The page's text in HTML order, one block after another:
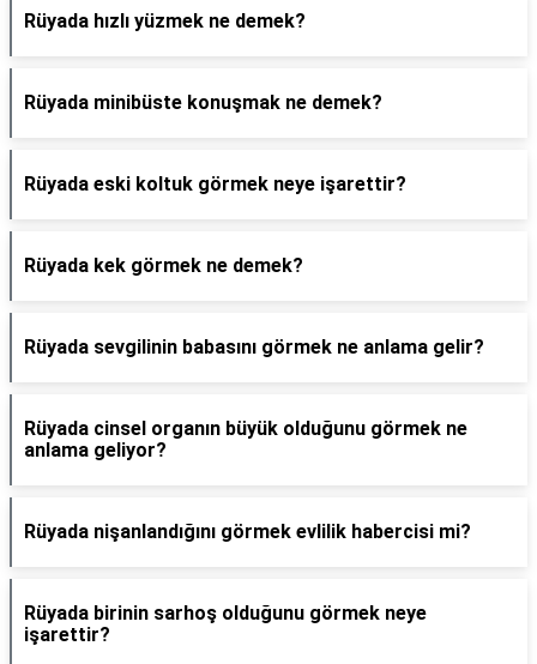
Rüyada hızlı yüzmek ne demek?
Rüyada minibüste konuşmak ne demek?
Rüyada eski koltuk görmek neye işarettir?
Rüyada kek görmek ne demek?
Rüyada sevgilinin babasını görmek ne anlama gelir?
Rüyada cinsel organın büyük olduğunu görmek ne
anlama geliyor?
Rüyada nişanlandığını görmek evlilik habercisi mi?
Rüyada birinin sarhoş olduğunu görmek neye
işarettir?